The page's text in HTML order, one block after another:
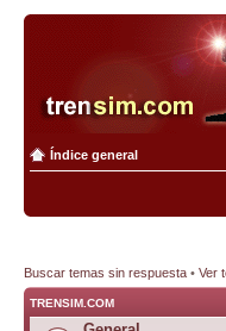
Índice general
Buscar temas sin respuesta • Ver
TRENSIM.COM